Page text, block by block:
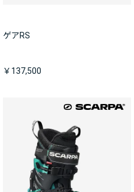
ゲアRS
￥137,500